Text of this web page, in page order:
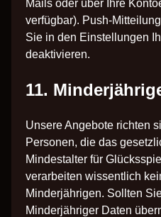
Mails oder über Ihre
verfügbar). Push-
Sie in den Einstellungen
deaktivieren.
11.
Unsere Angebote richten
Personen, die das
Mindestalter für
verarbeiten wissentlich
Minderjährigen. Sollten
Minderjähriger Daten